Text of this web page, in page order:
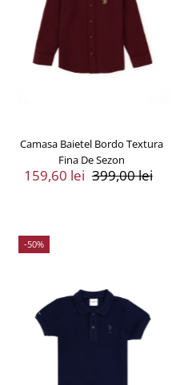
Camasa Baietel Bordo Textura
Fina De Sezon
Preț
159,60 lei Preț
399,00 lei
-50%